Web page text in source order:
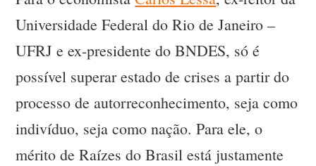
Universidade Federal do Rio de Janeiro –
UFRJ e ex-presidente do BNDES, só é
possível superar estado de crises a partir do
processo de autorreconhecimento, seja como
indivíduo, seja como nação. Para ele, o
mérito de Raízes do Brasil está justamente